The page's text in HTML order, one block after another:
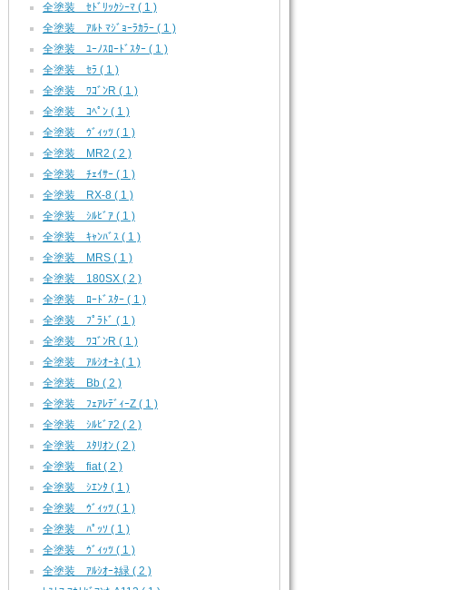
全塗装 ｾﾄﾞﾘｯｸｼｰﾏ ( 1 )
全塗装 ｱﾙﾄ ﾏｼﾞｮｰﾗｶﾗｰ ( 1 )
全塗装 ﾕｰﾉｽﾛｰﾄﾞｽﾀｰ ( 1 )
全塗装 ｾﾗ ( 1 )
全塗装 ﾜｺﾞﾝR ( 1 )
全塗装 ｺﾍﾟﾝ ( 1 )
全塗装 ｳﾞｨｯﾂ ( 1 )
全塗装 MR2 ( 2 )
全塗装 ﾁｪｲｻｰ ( 1 )
全塗装 RX-8 ( 1 )
全塗装 ｼﾙﾋﾞｱ ( 1 )
全塗装 ｷｬﾝﾊﾞｽ ( 1 )
全塗装 MRS ( 1 )
全塗装 180SX ( 2 )
全塗装 ﾛｰﾄﾞｽﾀｰ ( 1 )
全塗装 ﾌﾟﾗﾄﾞ ( 1 )
全塗装 ﾜｺﾞﾝR ( 1 )
全塗装 ｱﾙｼｵｰﾈ ( 1 )
全塗装 Bb ( 2 )
全塗装 ﾌｪｱﾚﾃﾞｨｰZ ( 1 )
全塗装 ｼﾙﾋﾞｱ2 ( 2 )
全塗装 ｽﾀﾘｵﾝ ( 2 )
全塗装 fiat ( 2 )
全塗装 ｼｴﾝﾀ ( 1 )
全塗装 ｳﾞｨｯﾂ ( 1 )
全塗装 ﾊﾟｯｿ ( 1 )
全塗装 ｳﾞｨｯﾂ ( 1 )
全塗装 ｱﾙｼｵｰﾈ緑 ( 2 )